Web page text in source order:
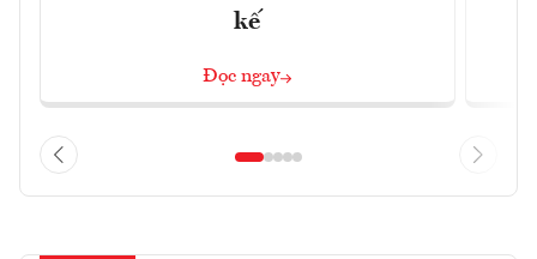
kế
Đọc ngay